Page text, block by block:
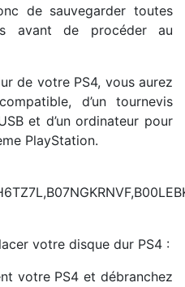
de sauvegarder toutes
avant de procéder au
de votre PS4, vous aurez
d’un tournevis
et d’un ordinateur pour
PlayStation.
votre disque dur PS4 :
votre PS4 et débranchez